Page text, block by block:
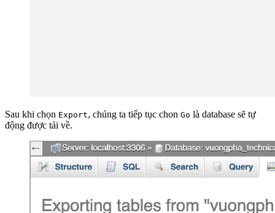
Sau khi chọn Export, chúng ta tiếp tục chon Go là database sẽ tự
động được tải về.